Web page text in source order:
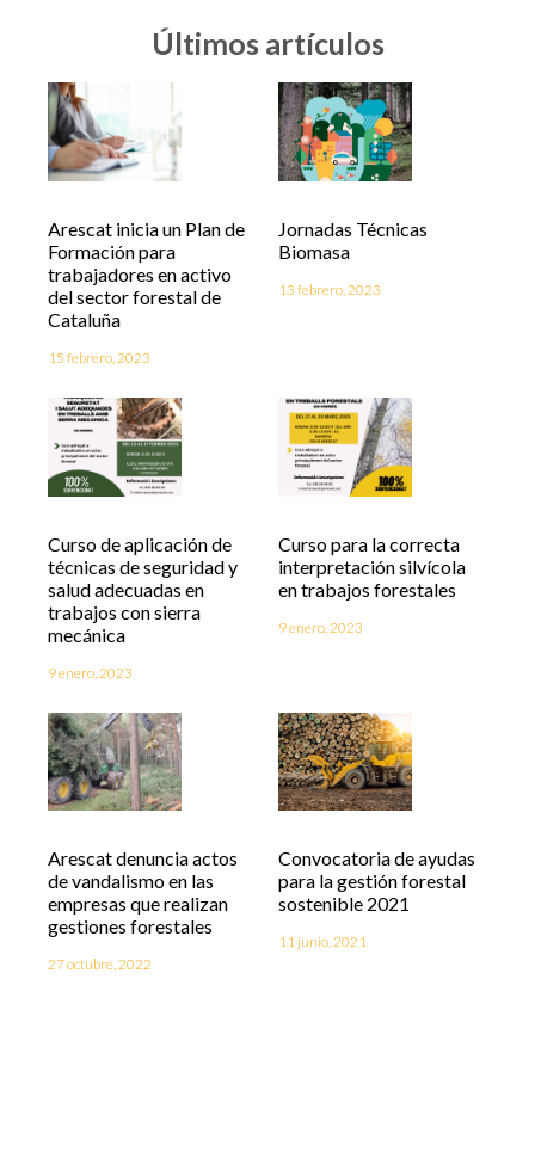
Últimos artículos
Arescat inicia un Plan de
Formación para
trabajadores en activo
del sector forestal de
Cataluña
15 febrero, 2023
Jornadas Técnicas
Biomasa
13 febrero, 2023
Curso de aplicación de
técnicas de seguridad y
salud adecuadas en
trabajos con sierra
mecánica
9 enero, 2023
Curso para la correcta
interpretación silvícola
en trabajos forestales
9 enero, 2023
Arescat denuncia actos
de vandalismo en las
empresas que realizan
gestiones forestales
27 octubre, 2022
Convocatoria de ayudas
para la gestión forestal
sostenible 2021
11 junio, 2021